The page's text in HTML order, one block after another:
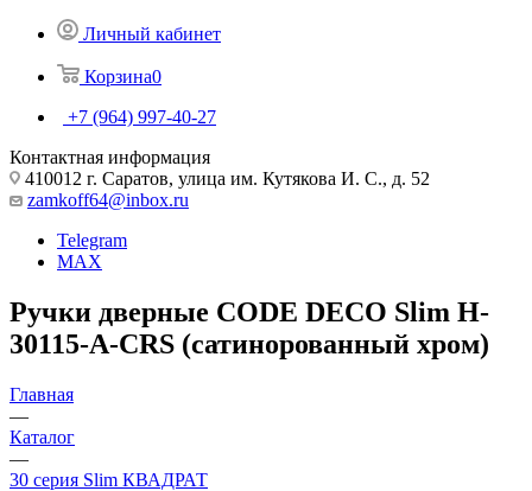
Личный кабинет
Корзина0
+7 (964) 997-40-27
Контактная информация
410012 г. Саратов, улица им. Кутякова И. С., д. 52
zamkoff64@inbox.ru
Telegram
MAX
Ручки дверные CODE DECO Slim H-
30115-A-CRS (сатинорованный хром)
Главная
—
Каталог
—
30 серия Slim КВАДРАТ